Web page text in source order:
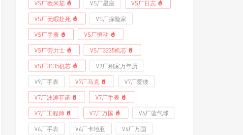
VS厂欧米茄 VS厂星座 VS厂日志
VS厂无暇赴死 VS厂探险家
VS厂手表 VS厂恒动
VS厂劳力士 VS厂3235机芯
VS厂3135机芯 V9厂积家万年历
V9厂手表 V7厂马克 V7厂爱彼
V7厂波涛菲诺 V7厂手表
V7厂工程师 V7厂万国 V6厂蓝气球
V6厂手表 V6厂卡地亚 V6厂万国